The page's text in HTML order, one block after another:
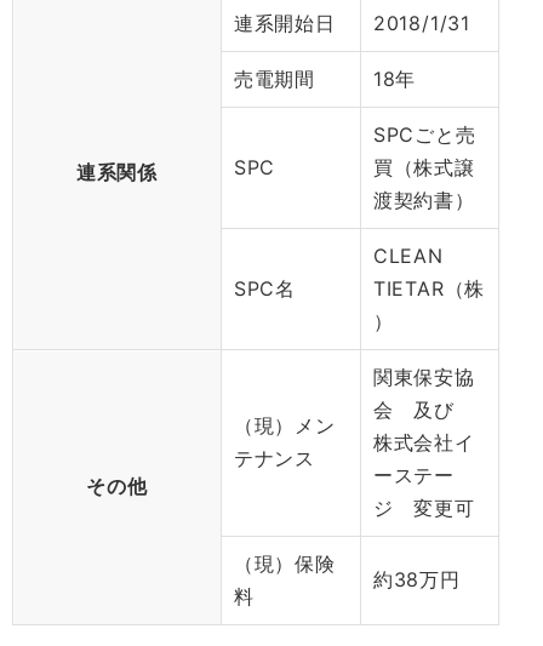
連系関係
連系開始日 2018/1/31
売電期間 18年
SPC
SPCごと売
買（株式譲
渡契約書）
SPC名
CLEAN
TIETAR（株
）
その他
（現）メン
テナンス
関東保安協
会 及び
株式会社イ
ーステー
ジ 変更可
（現）保険
料
約38万円